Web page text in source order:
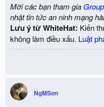
Mời các bạn tham gia
nhật tin tức an ninh mạng
Lưu ý từ WhiteHat: Kiến
không làm điều xấu. Luật
NgMSon